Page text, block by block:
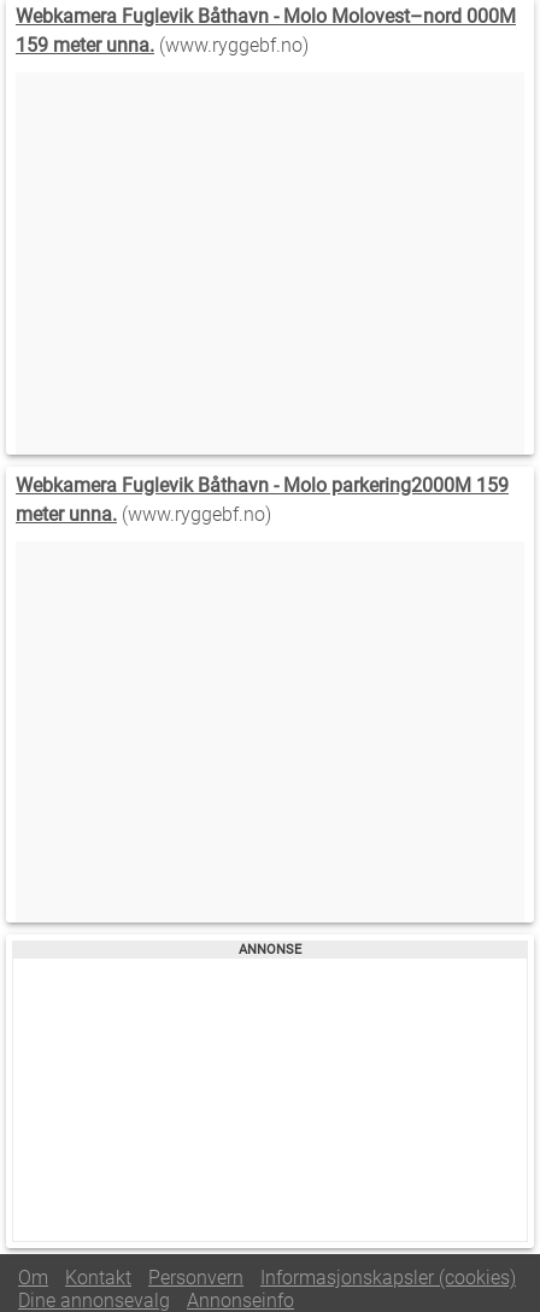
Webkamera Fuglevik Båthavn - Molo Molovest–nord 000M
159 meter unna. (www.ryggebf.no)
Webkamera Fuglevik Båthavn - Molo parkering2000M 159
meter unna. (www.ryggebf.no)
Om Kontakt Personvern
Informasjonskapsler (cookies)
Dine annonsevalg
Annonseinfo